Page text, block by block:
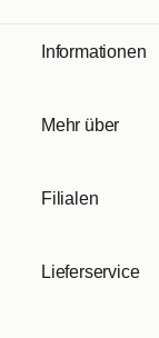
Informationen
Mehr über
Filialen
Lieferservice